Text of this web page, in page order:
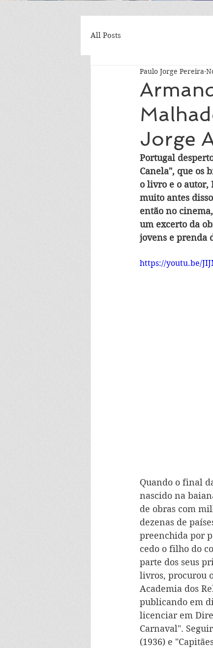
All Posts
Jorge
Paulo Jorge Pereira
Portugal
Canela", que os
o livro e o autor,
muito antes
então no
um excerto da
jovens e prenda
https://youtu.be/
Quando o final
nascido na
de obras com
dezenas de
preenchida por
cedo o filho do
parte dos seus
livros, procurou
Academia dos
publicando em
licenciar em
Carnaval".
(1936) e